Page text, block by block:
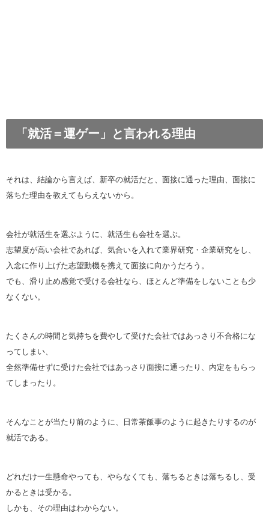
「就活＝運ゲー」と言われる理由
それは、結論から言えば、新卒の就活だと、面接に通った理由、面接に
落ちた理由を教えてもらえないから。
会社が就活生を選ぶように、就活生も会社を選ぶ。
志望度が高い会社であれば、気合いを入れて業界研究・企業研究をし、
入念に作り上げた志望動機を携えて面接に向かうだろう。
でも、滑り止め感覚で受ける会社なら、ほとんど準備をしないことも少
なくない。
たくさんの時間と気持ちを費やして受けた会社ではあっさり不合格にな
ってしまい、
全然準備せずに受けた会社ではあっさり面接に通ったり、内定をもらっ
てしまったり。
そんなことが当たり前のように、日常茶飯事のように起きたりするのが
就活である。
どれだけ一生懸命やっても、やらなくても、落ちるときは落ちるし、受
かるときは受かる。
しかも、その理由はわからない。